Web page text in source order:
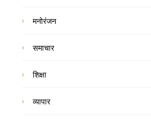
मनोरंजन
समाचार
शिक्षा
व्यापार